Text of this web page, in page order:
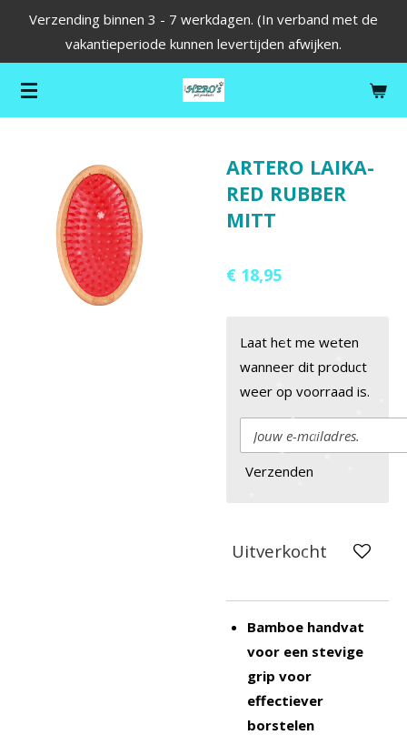
de
hoofdinhoud
Verzending binnen 3 - 7 werkdagen. (In verband met de
vakantieperiode kunnen levertijden afwijken.
ARTERO LAIKA-
RED RUBBER
MITT
€ 18,95
Laat het me weten
wanneer dit product
weer op voorraad is.
Verzenden
Uitverkocht
Bamboe handvat
voor een stevige
grip voor
effectiever
borstelen